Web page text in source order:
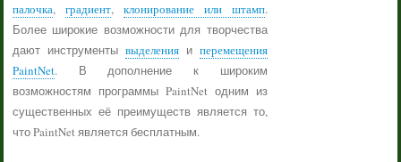
палочка, градиент, клонирование или штамп.
Более широкие возможности для творчества
дают инструменты выделенияи перемещения
PaintNet. В дополнение к широким
возможностям программы PaintNet одним из
существенных её преимуществ является то,
что PaintNet является бесплатным.